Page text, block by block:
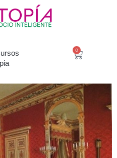
0